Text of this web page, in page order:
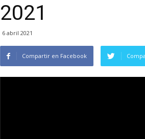
2021
6 abril 2021
Compartir en Facebook